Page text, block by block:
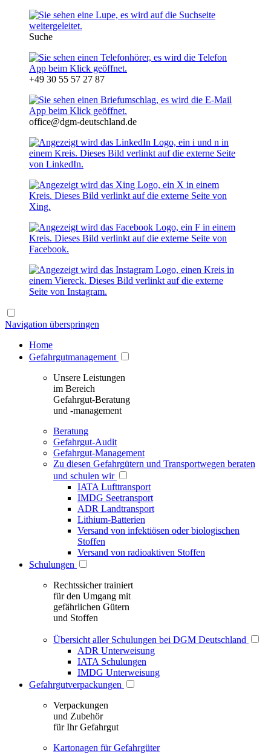
Suche
+49 30 55 57 27 87
office@dgm-deutschland.de
Navigation überspringen
Home
Gefahrgutmanagement
Unsere Leistungen
im Bereich
Gefahrgut-Beratung
und -management
Beratung
Gefahrgut-Audit
Gefahrgut-Management
Zu diesen Gefahrgütern und Transportwegen beraten
und schulen wir
IATA Lufttransport
IMDG Seetransport
ADR Landtransport
Lithium-Batterien
Versand von infektiösen oder biologischen
Stoffen
Versand von radioaktiven Stoffen
Schulungen
Rechtssicher trainiert
für den Umgang mit
gefährlichen Gütern
und Stoffen
Übersicht aller Schulungen bei DGM Deutschland
ADR Unterweisung
IATA Schulungen
IMDG Unterweisung
Gefahrgutverpackungen
Verpackungen
und Zubehör
für Ihr Gefahrgut
Kartonagen für Gefahrgüter